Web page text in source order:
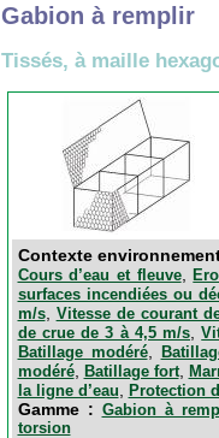
Gabion à remplir
Tissés, à maille
Contexte
Cours d’eau et fleuve,
surfaces incendiées ou
m/s, Vitesse de courant
de crue de 3 à 4,5 m/s ,
Batillage modéré,
modéré, Batillage fort,
la ligne d’eau
Protection
Gamme : Gabion à
torsion